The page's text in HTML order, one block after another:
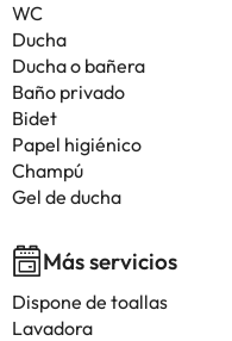
WC
Ducha
Ducha o bañera
Baño privado
Bidet
Papel higiénico
Champú
Gel de ducha
Más servicios
Dispone de toallas
Lavadora